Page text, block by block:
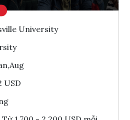
University
USD